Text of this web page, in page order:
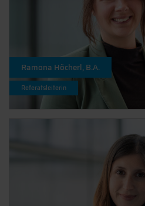
Ramona Höcherl, B.A.
Referatsleiterin